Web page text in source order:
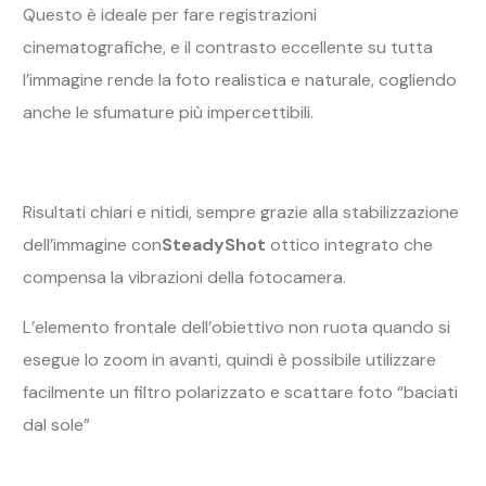
Questo è ideale per fare registrazioni
cinematografiche, e il contrasto eccellente su tutta
l’immagine rende la foto realistica e naturale, cogliendo
anche le sfumature più impercettibili.
Risultati chiari e nitidi, sempre grazie alla stabilizzazione
dell’immagine conSteadyShot ottico integrato che
compensa la vibrazioni della fotocamera.
L’elemento frontale dell’obiettivo non ruota quando si
esegue lo zoom in avanti, quindi è possibile utilizzare
facilmente un filtro polarizzato e scattare foto “baciati
dal sole”